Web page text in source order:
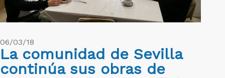
06/03/18
La comunidad de Sevilla
continúa sus obras de